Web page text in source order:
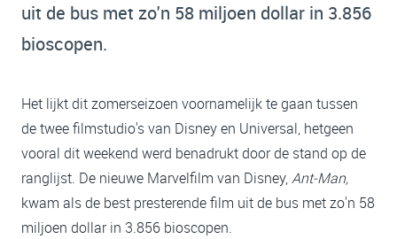
uit de bus met zo'n 58 miljoen dollar in 3.856
bioscopen.
Het lijkt dit zomerseizoen voornamelijk te gaan tussen
de twee filmstudio's van Disney en Universal, hetgeen
vooral dit weekend werd benadrukt door de stand op de
ranglijst. De nieuwe Marvelfilm van Disney,Ant-Man,
kwam als de best presterende film uit de bus met zo'n 58
miljoen dollar in 3.856 bioscopen.